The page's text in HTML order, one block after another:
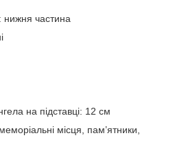
нижня частина
на підставці: 12 см
місця, пам’ятники,